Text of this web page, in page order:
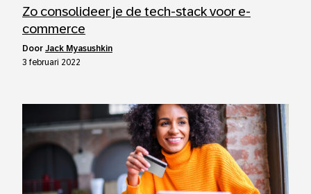
Zo consolideer je de tech-stack voor e-
commerce
door Jack Myasushkin
3 februari 2022